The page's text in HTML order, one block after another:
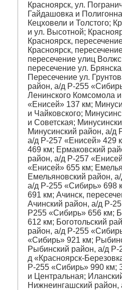
Красноярск, ул.
Гайдашовка и
Кецховели и Толстого;
и ул. Высотной;
Красноярск,
Красноярск,
пересечение улиц
пересечение ул.
Пересечение ул.
район, а/д Р-255
Ленинского Комсомола
«Енисей» 137 км;
и Чайковского;
и Советская;
Минусинский район, а/д
а/д Р-257 «Енисей» 429
469 км; Ермаковский
район, а/д Р-257
«Енисей» 655 км;
Емельяновский район,
а/д Р-255 «Сибирь» 698
691 км; Ачинск,
Ачинский район, а/д Р-
Р255 «Сибирь» 656 км;
612 км; Боготольский
район, а/д Р-255
«Сибирь» 921 км;
Рыбинский район, а/д Р-
д «Красноярск-
Р-255 «Сибирь» 990 км;
и Центральная;
Нижнеингашский